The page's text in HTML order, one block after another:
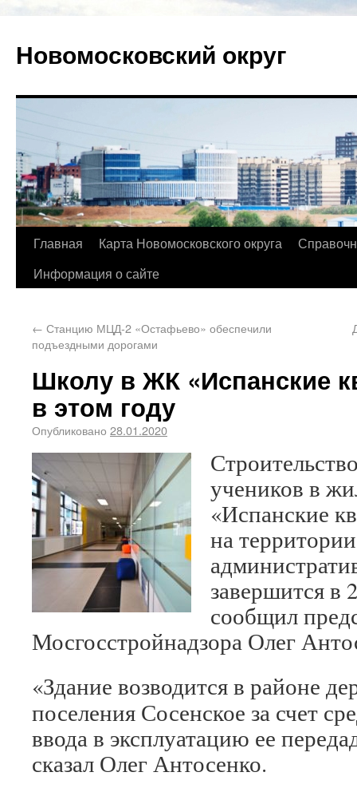
Новомосковский округ
Главная Карта Новомосковского округа
Информация о сайте
← Станцию МЦД-2 «Остафьево» обеспечили
подъездными дорогами
Школу в ЖК «Испанские
в этом году
Опубликовано 28.01.2020
учеников в
«Испанские
на
завершится в
сообщил
Мосгосстройнадзора Олег
«Здание возводится в районе
поселения Сосенское за счет
ввода в эксплуатацию ее
сказал Олег Антосенко.